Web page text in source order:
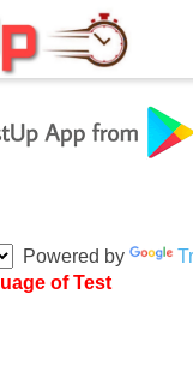
Powered by
of Test